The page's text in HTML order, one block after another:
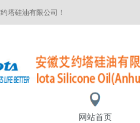
塔硅油有限公司！
网站首页